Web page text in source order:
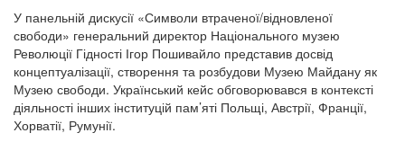
У панельній дискусії «Символи втраченої/відновленої
свободи» генеральний директор Національного музею
Революції Гідності Ігор Пошивайло представив досвід
концептуалізації, створення та розбудови Музею Майдану як
Музею свободи. Український кейс обговорювався в контексті
діяльності інших інституцій пам’яті Польщі, Австрії, Франції,
Хорватії, Румунії.